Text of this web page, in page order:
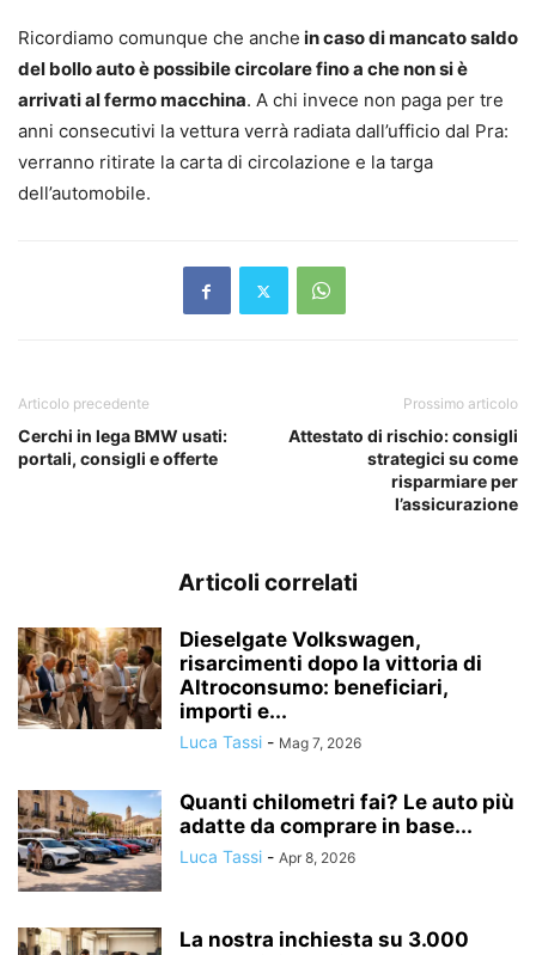
Ricordiamo comunque che anche in caso di mancato saldo
del bollo auto è possibile circolare fino a che non si è
arrivati al fermo macchina. A chi invece non paga per tre
anni consecutivi la vettura verrà radiata dall’ufficio dal Pra:
verranno ritirate la carta di circolazione e la targa
dell’automobile.
Articolo precedente
Cerchi in lega BMW usati:
portali, consigli e offerte
Prossimo articolo
Attestato di rischio: consigli
strategici su come
risparmiare per
l’assicurazione
Articoli correlati
Dieselgate Volkswagen,
risarcimenti dopo la vittoria di
Altroconsumo: beneficiari,
importi e...
Luca Tassi - Mag 7, 2026
Quanti chilometri fai? Le auto più
adatte da comprare in base...
Luca Tassi - Apr 8, 2026
La nostra inchiesta su 3.000